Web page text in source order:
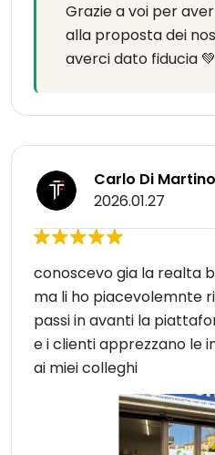
Grazie a voi per
alla proposta dei
averci dato fiducia 💚
Carlo Di Martino
2026.01.27
conoscevo gia la realta
ma li ho piacevolemnte
passi in avanti la
e i clienti apprezzano le
ai miei colleghi